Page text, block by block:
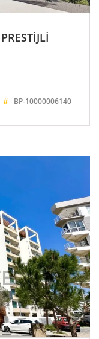
# BP-10000006140